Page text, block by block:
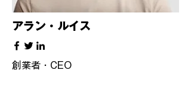
アラン・ルイス
創業者・CEO